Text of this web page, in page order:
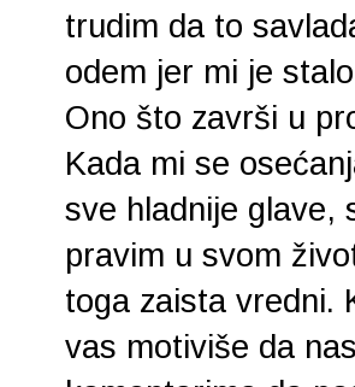
trudim da to
odem jer mi je
Ono što završi u
Kada mi se
sve hladnije glave,
pravim u svom
toga zaista vredni.
vas motiviše da